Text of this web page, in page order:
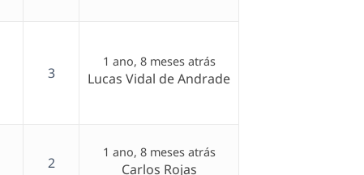
3
1 ano, 8 meses atrás
Lucas Vidal de Andrade
2
1 ano, 8 meses atrás
Carlos Rojas